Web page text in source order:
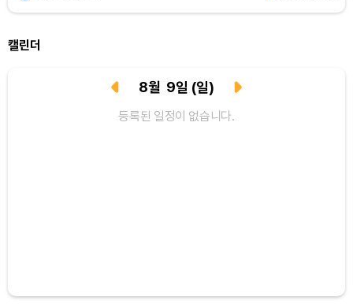
캘린더
8월 9일 (일)
등록된 일정이 없습니다.